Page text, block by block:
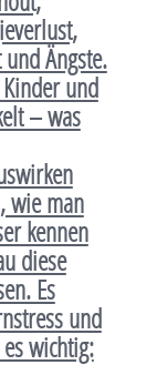
Ängste.
und
– was
wie man
kennen
diese
Es
und
wichtig: